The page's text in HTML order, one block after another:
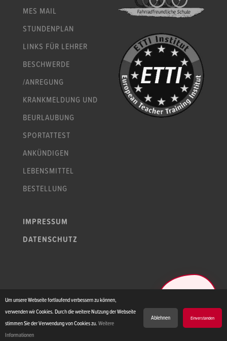
MES MAIL
STUNDENPLAN
LINKS FÜR LEHRER
BESCHWERDE
/ANREGUNG
KRANKMELDUNG UND
BEURLAUBUNG
SPORTATTEST
ANKÜNDIGEN
LEBENSMITTEL
BESTELLUNG
IMPRESSUM
DATENSCHUTZ
GESUCHT!
Um unsere Webseite fortlaufend verbessern zu können,
verwenden wir Cookies. Durch die weitere Nutzung der Webseite
stimmen Sie der Verwendung von Cookies zu.Weitere
Informationen
Ablehnen Einverstanden